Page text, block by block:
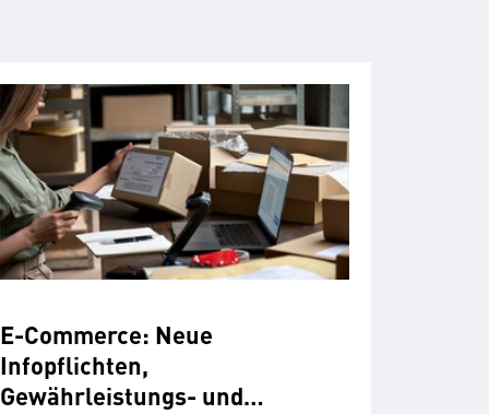
E-Commerce: Neue
Infopflichten,
Gewährleistungs- und